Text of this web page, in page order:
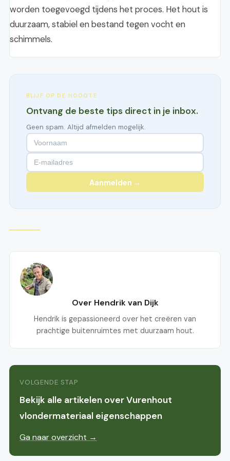
worden toegevoegd tijdens het proces. Het hout is
duurzaam, stabiel en bestand tegen vocht en
schimmels.
BLIJF OP DE HOOGTE
Ontvang de beste tips direct in je inbox.
Geen spam. Altijd afmelden mogelijk.
Aanmelden →
Over Hendrik van Dijk
Hendrik is gepassioneerd over het creëren van
prachtige buitenruimtes met duurzaam hout.
VOLGENDE STAP
Bekijk alle artikelen over Vurenhout
vlondermateriaal eigenschappen
Ga naar overzicht →